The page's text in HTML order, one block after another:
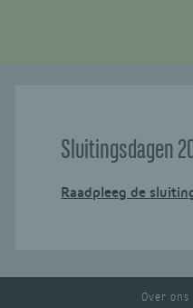
Sluitingsdagen
Raadpleeg de
Over ons